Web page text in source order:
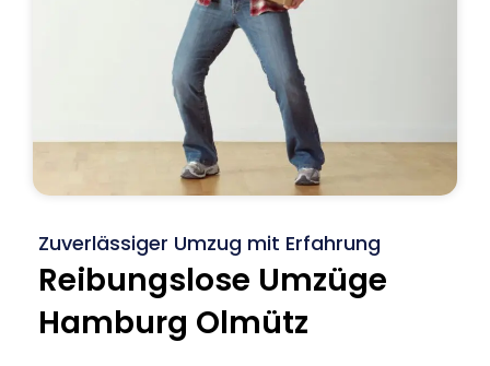
Zuverlässiger Umzug mit Erfahrung
Reibungslose Umzüge
Hamburg Olmütz